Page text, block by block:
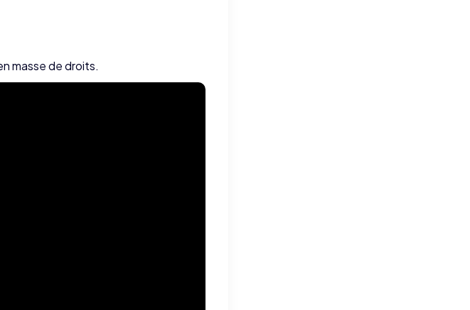
masse de droits.